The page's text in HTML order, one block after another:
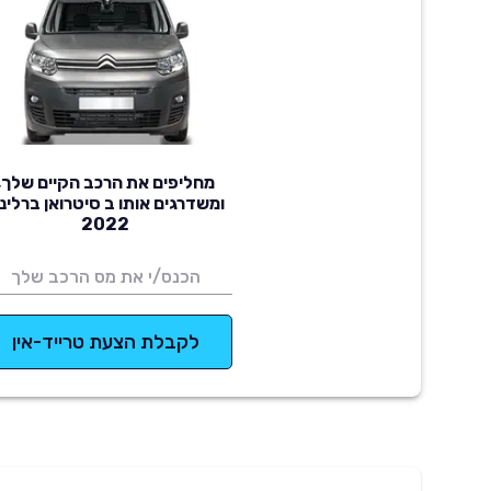
מחליפים את הרכב הקיים
ומשדרגים אותו ב סיטרואן
2022
לקבלת הצעת טרייד-אין